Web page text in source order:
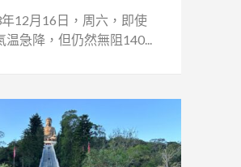
12月16日，周六，即使
温急降，但仍然無阻140...